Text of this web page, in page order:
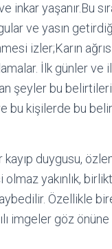
inkar yaşanır.Bu
ve yasın
izler;Karın
İlk günler ve
şeyler bu
bu kişilerde bu
duygusu,
yakınlık,
Özellikle
imgeler göz